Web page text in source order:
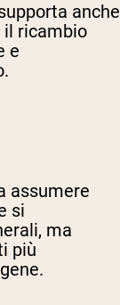
anche
il ricambio
e
assumere
si
ma
più